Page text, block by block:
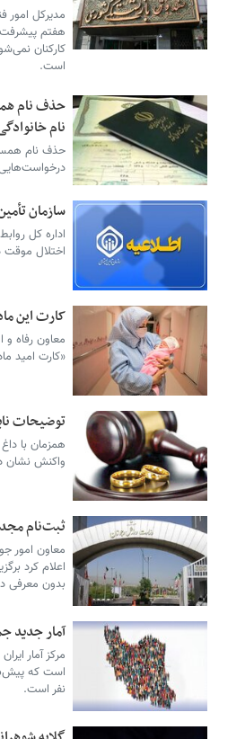
هفتم
است.
حذف نام
نام
حذف نام همسر
سازمان
اداره کل
اختلال موقت در
کارت این مادران برای ۴
معاون رفاه و
«کارت امید
توضیحات
همزمان با
واکنش نشان
ثبت‌نام
معاون امور
اعلام کرد
بدون معرفی
آمار جدید
نفر است.